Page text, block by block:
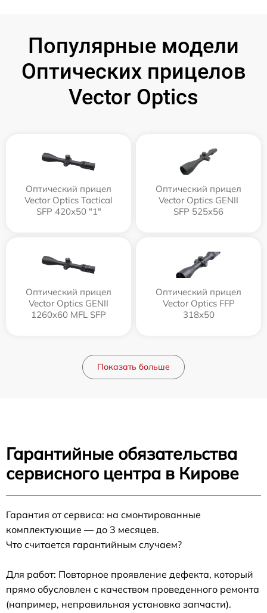
Популярные модели
Оптических прицелов
Vector Optics
Оптический прицел
Vector Optics Tactical
SFP 420x50 "1"
Оптический прицел
Vector Optics GENII
SFP 525x56
Оптический прицел
Vector Optics GENII
1260x60 MFL SFP
Оптический прицел
Vector Optics FFP
318x50
Показать больше
Гарантийные обязательства
сервисного центра в Кирове
Гарантия от сервиса: на смонтированные
комплектующие — до 3 месяцев.
Что считается гарантийным случаем?
Для работ: Повторное проявление дефекта, который
прямо обусловлен с качеством проведенного ремонта
(например, неправильная установка запчасти).